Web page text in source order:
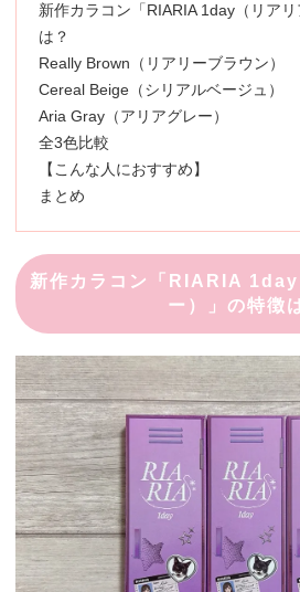
新作カラコン「RIARIA 1day（リア
は？
Really Brown（リアリーブラウン）
Cereal Beige（シリアルベージュ）
Aria Gray（アリアグレー）
全3色比較
【こんな人におすすめ】
まとめ
新作カラコン「RIARIA
ー）」の特徴